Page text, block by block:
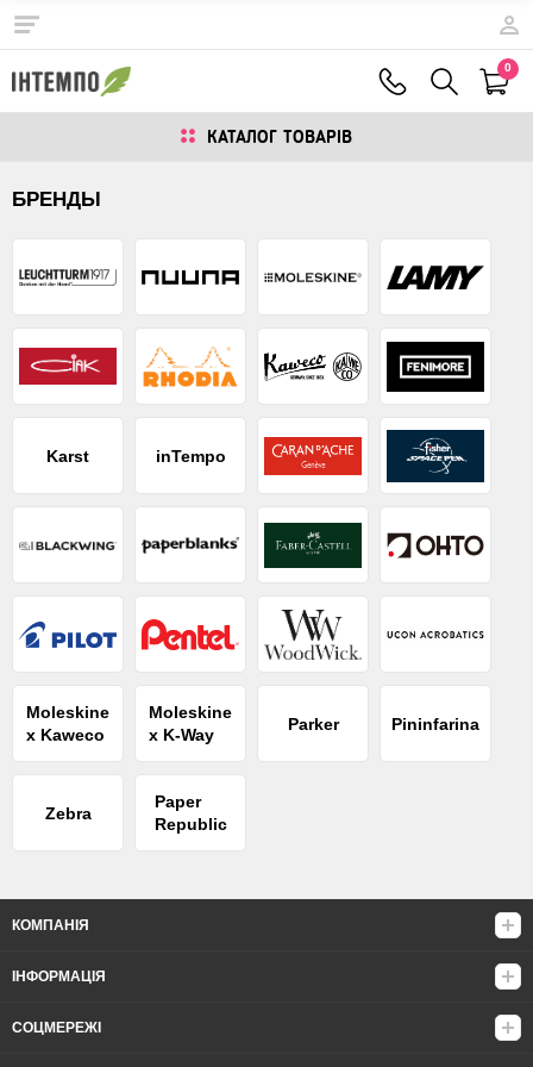
0
КАТАЛОГ ТОВАРIВ
БРЕНДЫ
Karst inTempo
Moleskine
x Kaweco
Moleskine
x K-Way
Parker Pininfarina
Zebra
Paper
Republic
КОМПАНІЯ
ІНФОРМАЦІЯ
СОЦМЕРЕЖІ